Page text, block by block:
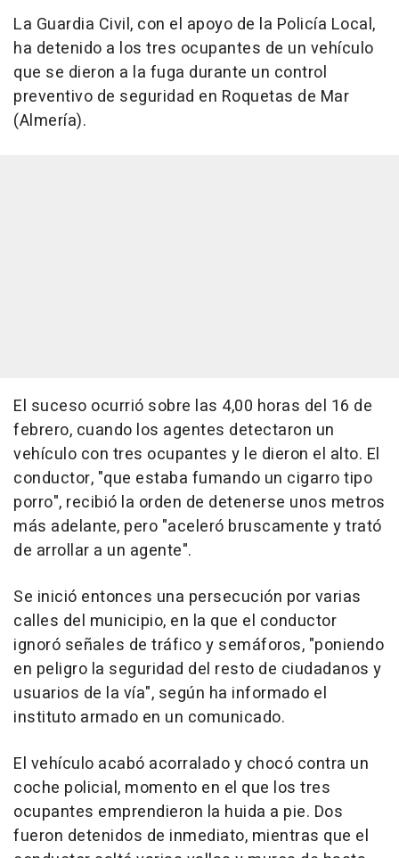
La Guardia Civil, con el apoyo de la Policía Local,
ha detenido a los tres ocupantes de un vehículo
que se dieron a la fuga durante un control
preventivo de seguridad en Roquetas de Mar
(Almería).
El suceso ocurrió sobre las 4,00 horas del 16 de
febrero, cuando los agentes detectaron un
vehículo con tres ocupantes y le dieron el alto. El
conductor, "que estaba fumando un cigarro tipo
porro", recibió la orden de detenerse unos metros
más adelante, pero "aceleró bruscamente y trató
de arrollar a un agente".
Se inició entonces una persecución por varias
calles del municipio, en la que el conductor
ignoró señales de tráfico y semáforos, "poniendo
en peligro la seguridad del resto de ciudadanos y
usuarios de la vía", según ha informado el
instituto armado en un comunicado.
El vehículo acabó acorralado y chocó contra un
coche policial, momento en el que los tres
ocupantes emprendieron la huida a pie. Dos
fueron detenidos de inmediato, mientras que el